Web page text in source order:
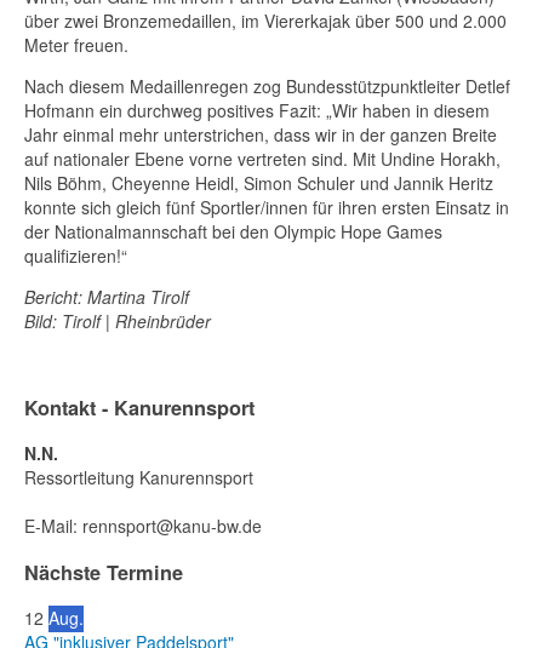
über zwei Bronzemedaillen, im Viererkajak über 500 und 2.000
Meter freuen.
Nach diesem Medaillenregen zog Bundesstützpunktleiter Detlef
Hofmann ein durchweg positives Fazit: „Wir haben in diesem
Jahr einmal mehr unterstrichen, dass wir in der ganzen Breite
auf nationaler Ebene vorne vertreten sind. Mit Undine Horakh,
Nils Böhm, Cheyenne Heidl, Simon Schuler und Jannik Heritz
konnte sich gleich fünf Sportler/innen für ihren ersten Einsatz in
der Nationalmannschaft bei den Olympic Hope Games
qualifizieren!“
Bericht: Martina Tirolf
Bild: Tirolf | Rheinbrüder
Kontakt - Kanurennsport
N.N.
Ressortleitung Kanurennsport
E-Mail: rennsport@kanu-bw.de
Nächste Termine
12 Aug.
AG "inklusiver Paddelsport"